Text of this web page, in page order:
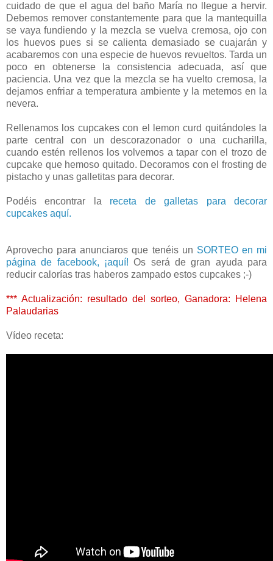
cuidado de que el agua del baño María no llegue a hervir.
Debemos remover constantemente para que la mantequilla
se vaya fundiendo y la mezcla se vuelva cremosa, ojo con
los huevos pues si se calienta demasiado se cuajarán y
acabaremos con una especie de huevos revueltos. Tarda un
poco en obtenerse la consistencia adecuada, así que
paciencia. Una vez que la mezcla se ha vuelto cremosa, la
dejamos enfriar a temperatura ambiente y la metemos en la
nevera.
Rellenamos los cupcakes con el lemon curd quitándoles la
parte central con un descorazonador o una cucharilla,
cuando estén rellenos los volvemos a tapar con el trozo de
cupcake que hemoso quitado. Decoramos con el frosting de
pistacho y unas galletitas para decorar.
Podéis encontrar la receta de galletas para decorar
cupcakes aquí.
Aprovecho para anunciaros que tenéis un SORTEO en mi
página de facebook, ¡aquí!Os será de gran ayuda para
reducir calorías tras haberos zampado estos cupcakes ;-)
*** Actualización: resultado del sorteo, Ganadora: Helena
Palaudarias
Vídeo receta: